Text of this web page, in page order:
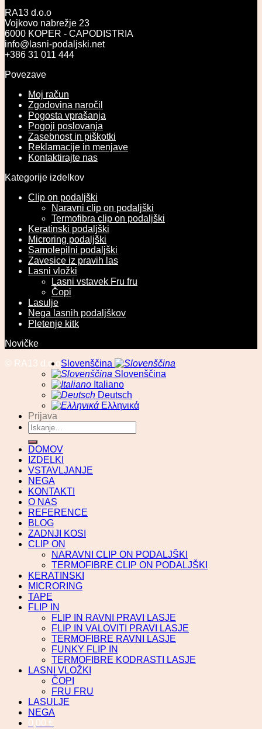
RA13 d.o.o
Vojkovo nabrežje 23
6000 KOPER - CAPODISTRIA
info@lasni-podaljski.net
+386 31 011 444
Povezave
Moj račun
Zgodovina naročil
Pogosta vprašanja
Pogoji poslovanja
Zasebnost in piškotki
Reklamacije in menjave
Kontaktirajte nas
Kategorije izdelkov
Clip on podaljški
Naravni clip on podaljški
Termofibra clip on podaljški
Keratinski podaljški
Microring podaljški
Samolepilni podaljški
Zavesice iz pravih las
Lasni vložki
Lasni vstavek Fru fru
Čopi
Lasulje
Nega lasnih podaljškov
Pletenje kitk
Novičke
© RA13 d.o.oSlovenščina
Slovenščina
Italiano
Deutsch
Ελληνικά
Prijava
Išči:
DOMOV
IZDELKI
VSTAVLJANJE
NEGA
KONTAKTI
O NAS
REFERENCE
BLOG
ZADNJI KOSI
CLIP ON
NARAVNI CLIP ON PODALJŠKI
TERMOFIBRE CLIP ON PODALJŠKI
KERATINSKI
MICRORING
TAPE
FLIP IN
FLIP IN RAVNI PRAVI LASJE
FLIP IN VALOVITI PRAVI LASJE
TERMOFIBRE RAVNI LASJE
FUNKY FLIP IN
TERMOFIBRE KODRASTI LASJE
LASNI VLOŽKI
ČOPI
FRU FRU
LASULJE
NEGA
0,00 €